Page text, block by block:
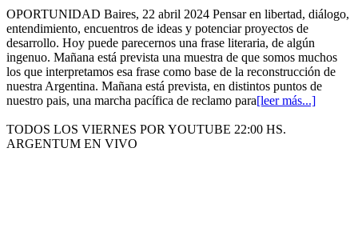
OPORTUNIDAD Baires, 22 abril 2024 Pensar en libertad, diálogo,
entendimiento, encuentros de ideas y potenciar proyectos de
desarrollo. Hoy puede parecernos una frase literaria, de algún
ingenuo. Mañana está prevista una muestra de que somos muchos
los que interpretamos esa frase como base de la reconstrucción de
nuestra Argentina. Mañana está prevista, en distintos puntos de
nuestro pais, una marcha pacífica de reclamo para[leer más...]
TODOS LOS VIERNES POR YOUTUBE 22:00 HS.
ARGENTUM EN VIVO